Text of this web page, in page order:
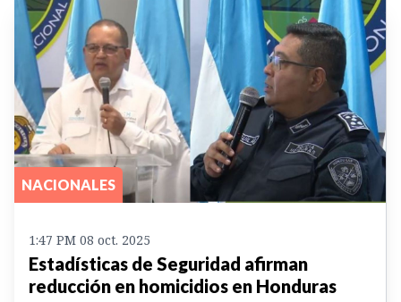
NACIONALES
1:47 PM 08 oct. 2025
Estadísticas de Seguridad afirman
reducción en homicidios en Honduras